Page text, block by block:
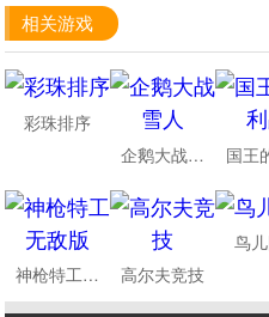
相关游戏
彩珠排序
企鹅大战雪人
神枪特工无敌版 高尔夫竞技
鸟